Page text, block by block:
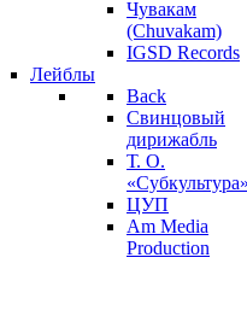
Чувакам
(Chuvakam)
IGSD Records
Лейблы
Back
Свинцовый
дирижабль
Т. О.
ЦУП
Am Media
Production